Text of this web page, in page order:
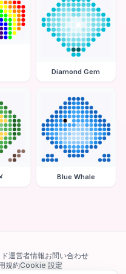
Diamond Gem
Blue Whale
運営者情報お問い合わせ
規約Cookie 設定